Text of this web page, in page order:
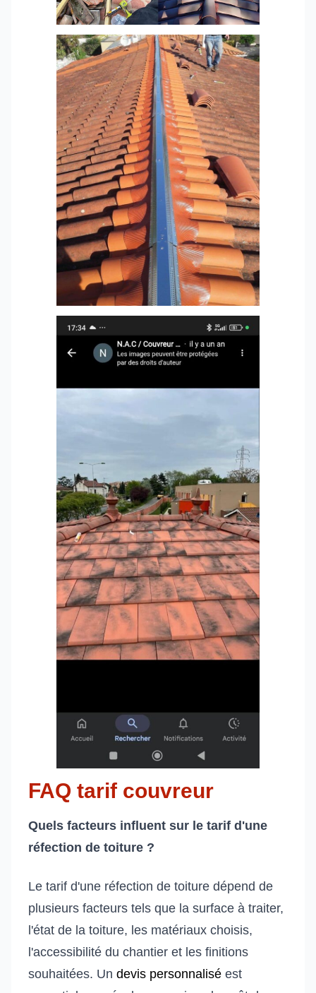
FAQ tarif couvreur
Quels facteurs influent sur le tarif d'une
réfection de toiture ?
Le tarif d'une réfection de toiture dépend de
plusieurs facteurs tels que la surface à traiter,
l'état de la toiture, les matériaux choisis,
l'accessibilité du chantier et les finitions
souhaitées. Un devis personnalisé est